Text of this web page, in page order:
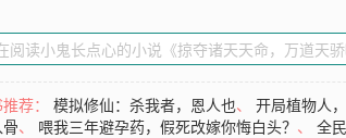
推荐：模拟修仙：杀我者，恩人也、开局植物人
、 喂我三年避孕药，假死改嫁你悔白头？ 、全